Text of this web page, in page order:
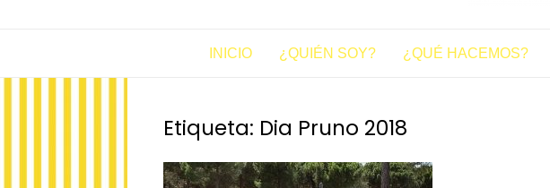
INICIO ¿QUIÉN SOY? ¿QUÉ HACEMOS?
Etiqueta: Dia Pruno 2018